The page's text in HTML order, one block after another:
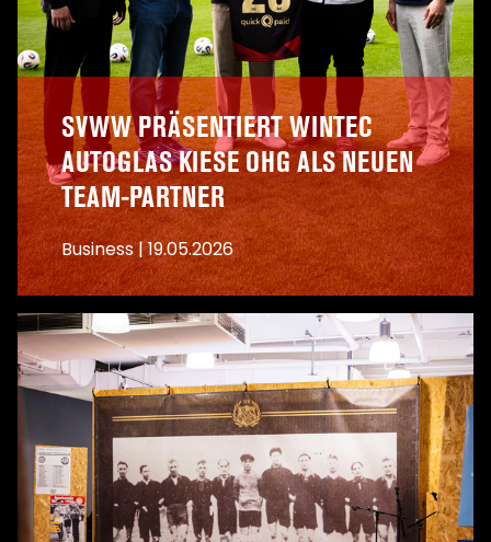
A
SVWW PRÄSENTIERT WINTEC
AUTOGLAS KIESE OHG ALS NEUEN
TEAM-PARTNER
Business|19.05.2026